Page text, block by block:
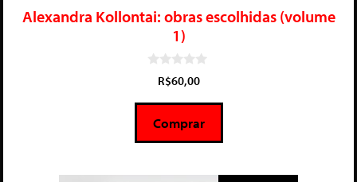
Alexandra Kollontai: obras escolhidas (volume
1)
5
R$60,00
Comprar